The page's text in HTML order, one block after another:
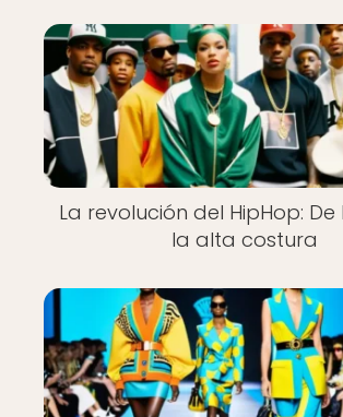
La revolución del HipHop:
la alta costura